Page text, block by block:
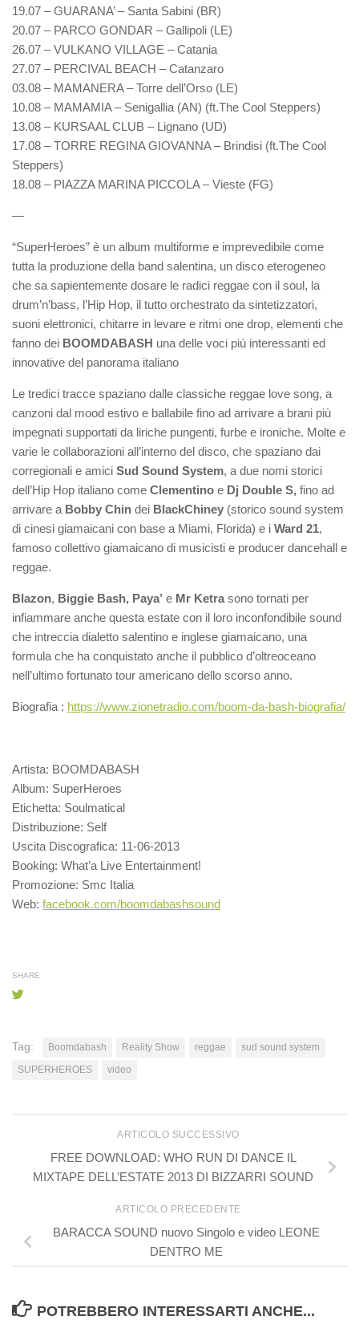
19.07 – GUARANA’ – Santa Sabini (BR)
20.07 – PARCO GONDAR – Gallipoli (LE)
26.07 – VULKANO VILLAGE – Catania
27.07 – PERCIVAL BEACH – Catanzaro
03.08 – MAMANERA – Torre dell’Orso (LE)
10.08 – MAMAMIA – Senigallia (AN) (ft.The Cool Steppers)
13.08 – KURSAAL CLUB – Lignano (UD)
17.08 – TORRE REGINA GIOVANNA – Brindisi (ft.The Cool
Steppers)
18.08 – PIAZZA MARINA PICCOLA – Vieste (FG)
—
“SuperHeroes” è un album multiforme e imprevedibile come
tutta la produzione della band salentina, un disco eterogeneo
che sa sapientemente dosare le radici reggae con il soul, la
drum’n’bass, l’Hip Hop, il tutto orchestrato da sintetizzatori,
suoni elettronici, chitarre in levare e ritmi one drop, elementi che
fanno dei BOOMDABASH una delle voci più interessanti ed
innovative del panorama italiano
Le tredici tracce spaziano dalle classiche reggae love song, a
canzoni dal mood estivo e ballabile fino ad arrivare a brani più
impegnati supportati da liriche pungenti, furbe e ironiche. Molte e
varie le collaborazioni all’interno del disco, che spaziano dai
corregionali e amici Sud Sound System, a due nomi storici
dell’Hip Hop italiano come Clementino e Dj Double S, fino ad
arrivare a Bobby Chin dei BlackChiney (storico sound system
di cinesi giamaicani con base a Miami, Florida) e i Ward 21,
famoso collettivo giamaicano di musicisti e producer dancehall e
reggae.
Blazon, Biggie Bash, Paya’ e Mr Ketra sono tornati per
infiammare anche questa estate con il loro inconfondibile sound
che intreccia dialetto salentino e inglese giamaicano, una
formula che ha conquistato anche il pubblico d’oltreoceano
nell’ultimo fortunato tour americano dello scorso anno.
Biografia : https://www.zionetradio.com/boom-da-bash-biografia/
Artista: BOOMDABASH
Album: SuperHeroes
Etichetta: Soulmatical
Distribuzione: Self
Uscita Discografica: 11-06-2013
Booking: What’a Live Entertainment!
Promozione: Smc Italia
Web: facebook.com/boomdabashsound
SHARE
Tag: Boomdabash Reality Show reggae
sud sound system
SUPERHEROES
video
ARTICOLO SUCCESSIVO
FREE DOWNLOAD: WHO RUN DI DANCE IL
MIXTAPE DELL’ESTATE 2013 DI BIZZARRI SOUND
ARTICOLO PRECEDENTE
BARACCA SOUND nuovo Singolo e video LEONE
DENTRO ME
POTREBBERO INTERESSARTI ANCHE...